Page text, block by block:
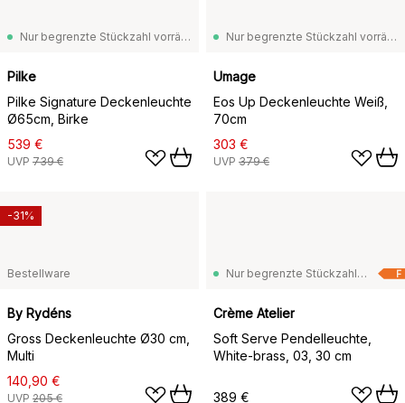
Nur begrenzte Stückzahl vorrätig
Pilke
Pilke Signature Deckenleuchte
Ø65cm, Birke
539 €
UVP 739 €
Nur begrenzte Stückzahl vorrätig
Umage
Eos Up Deckenleuchte Weiß,
70cm
303 €
UVP 379 €
Bestellware
By Rydéns
Gross Deckenleuchte Ø30 cm,
Multi
140,90 €
UVP 205 €
-31%
F
Nur begrenzte Stückzahl vorrätig
Crème Atelier
Soft Serve Pendelleuchte,
White-brass, 03, 30 cm
389 €